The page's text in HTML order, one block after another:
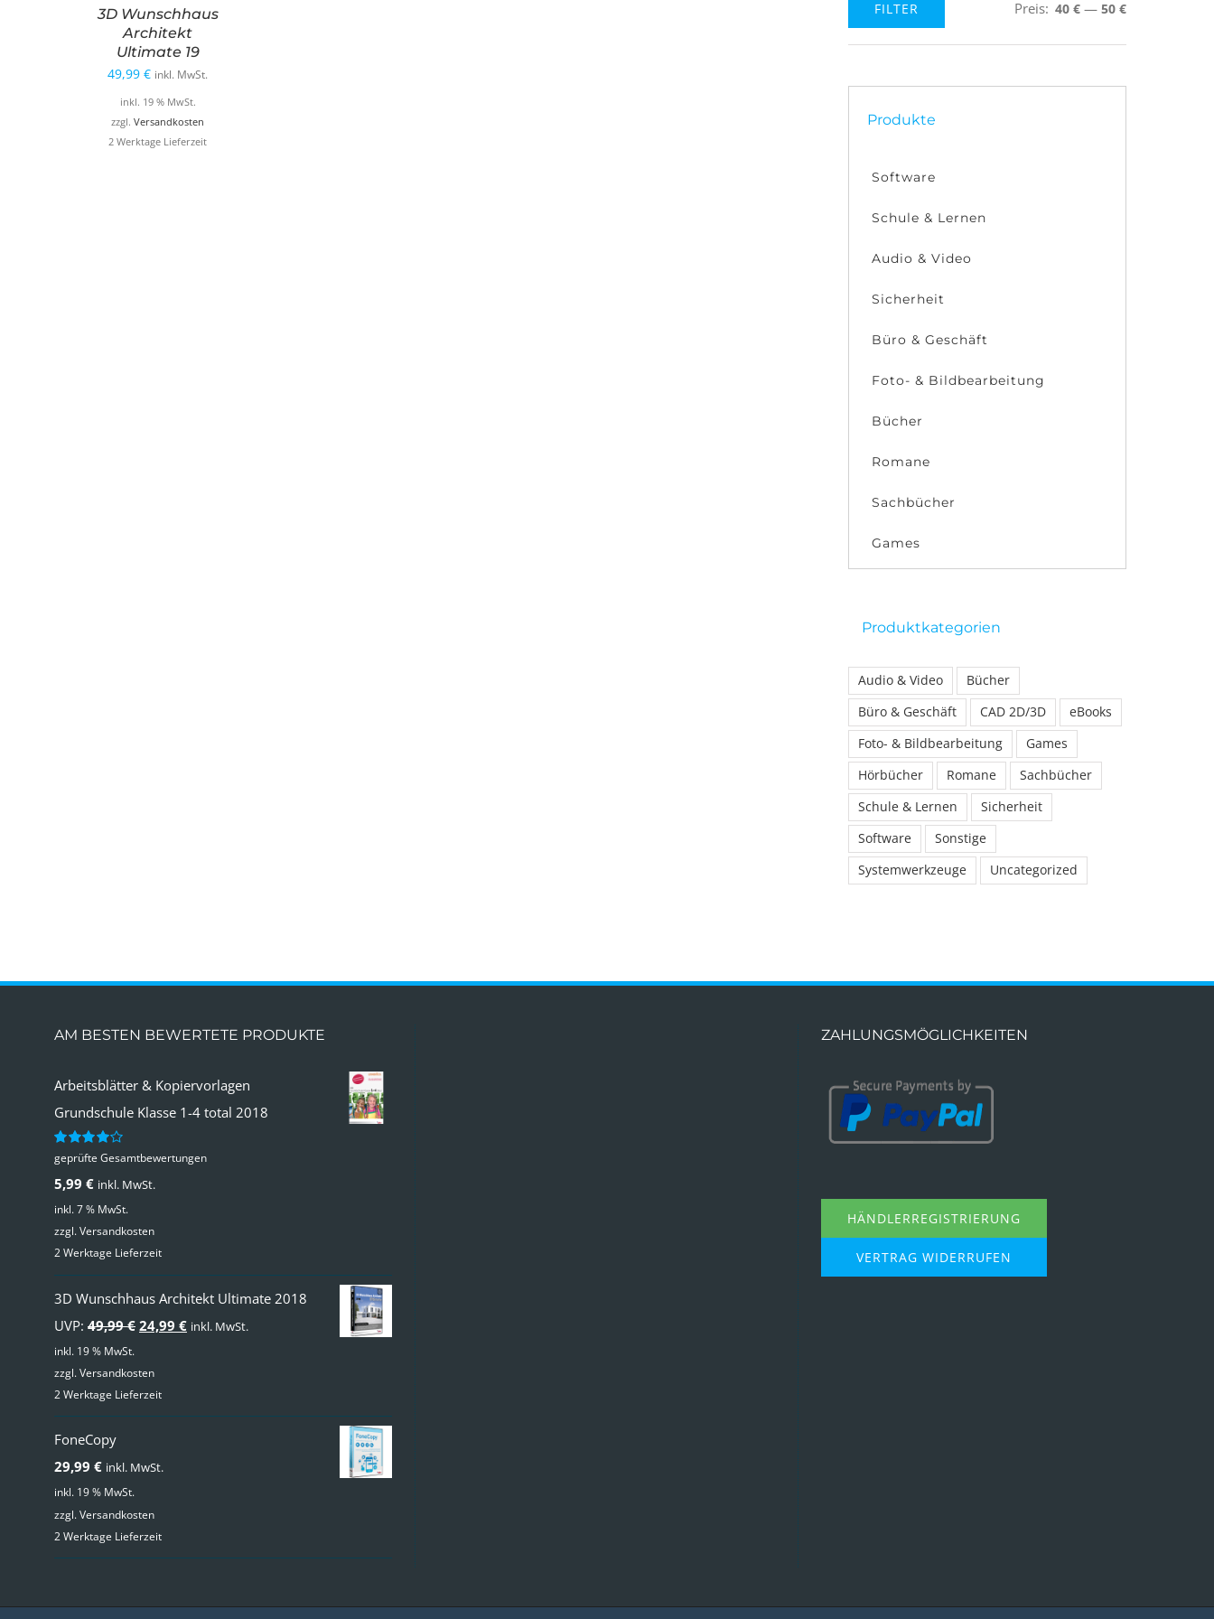
3D Wunschhaus
Architekt
Ultimate 19
49,99€ inkl. MwSt.
inkl. 19 % MwSt.
zzgl.Versandkosten
2 Werktage Lieferzeit
Preis
Preis
FILTER Preis: 40 € — 50 €
Produkte
Software
Schule & Lernen
Audio & Video
Sicherheit
Büro & Geschäft
Foto- & Bildbearbeitung
Bücher
Romane
Sachbücher
Games
Produktkategorien
Audio & Video
Bücher
Büro & Geschäft
CAD 2D/3D
eBooks
Foto- & Bildbearbeitung
Games
Hörbücher
Romane
Sachbücher
Schule & Lernen
Sicherheit
Software
Sonstige
Systemwerkzeuge
Uncategorized
AM BESTEN BEWERTETE PRODUKTE
Arbeitsblätter & Kopiervorlagen
Grundschule Klasse 1-4 total 2018
Bewertet
von 5
geprüfte Gesamtbewertungen
5,99 € inkl. MwSt.
inkl. 7 % MwSt.
zzgl.Versandkosten
2 Werktage Lieferzeit
3D Wunschhaus Architekt Ultimate 2018
UVP: 49,99€ Ursprünglicher
war:
24,99 €Aktueller
inkl. MwSt.
inkl. 19 % MwSt.
zzgl.Versandkosten
2 Werktage Lieferzeit
FoneCopy
29,99 € inkl. MwSt.
inkl. 19 % MwSt.
zzgl.Versandkosten
2 Werktage Lieferzeit
ZAHLUNGSMÖGLICHKEITEN
HÄNDLERREGISTRIERUNG
VERTRAG WIDERRUFEN